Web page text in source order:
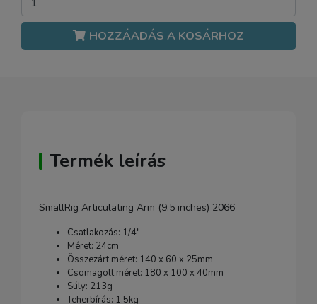
HOZZÁADÁS A KOSÁRHOZ
Termék leírás
SmallRig Articulating Arm (9.5 inches) 2066
Csatlakozás: 1/4"
Méret: 24cm
Összezárt méret: 140 x 60 x 25mm
Csomagolt méret: 180 x 100 x 40mm
Súly: 213g
Teherbírás: 1.5kg